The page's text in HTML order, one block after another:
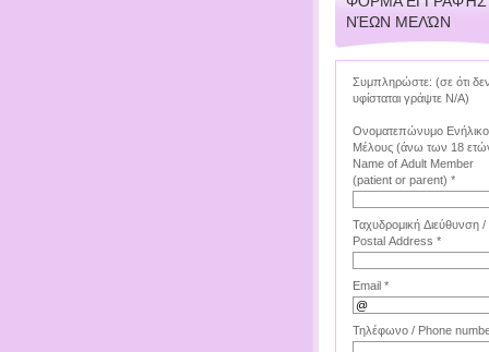
ΝΈΩΝ ΜΕΛΏΝ
Συμπληρώστε: (σε ότι δεν
υφίσταται γράψτε Ν/Α)
Ονοματεπώνυμο
Μέλους (άνω των 18
Name of Adult Member
(patient or parent) *
Ταχυδρομική Διεύθυνση /
Postal Address *
Email *
Τηλέφωνο / Phone